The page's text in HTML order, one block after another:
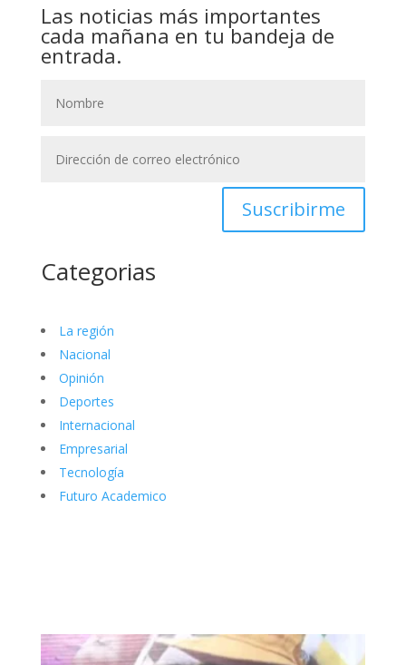
Las noticias más importantes
cada mañana en tu bandeja de
entrada.
Suscribirme
Categorias
La región
Nacional
Opinión
Deportes
Internacional
Empresarial
Tecnología
Futuro Academico